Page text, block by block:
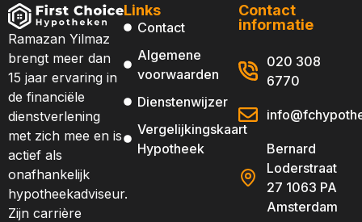
Ramazan Yilmaz
brengt meer dan
15 jaar ervaring in
de financiële
dienstverlening
met zich mee en is
actief als
onafhankelijk
hypotheekadviseur.
Zijn carrière
Links
Contact
Algemene
voorwaarden
Dienstenwijzer
Vergelijkingskaart
Hypotheek
Contact
informatie
020 308
6770
Bernard
Loderstraat
27 1063 PA
Amsterdam